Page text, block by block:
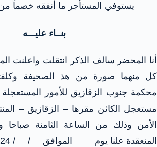
يستوفي المستأجر ما أنفقه خصماً
بنــاء عليـــه
أنا المحضر سالف الذكر انتقلت واعلنت
كل منهما صورة من هذ الصحيفة
محكمة جنوب الزقازيق للأمور
مستعجل الكائن مقرها – الزقازيق –
الأمن وذلك من الساعة الثامنة صباحا
المنعقدة علنا يوم الموافق / / 2024 لسماع الحكم :